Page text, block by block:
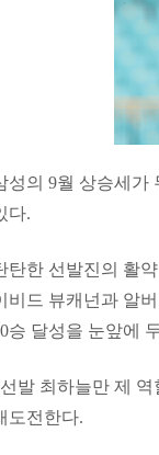
성의 9월 상승세가
다.
탄한 선발진의 활
비드 뷰캐넌과 알
승 달성을 눈앞에
발 최하늘만 제
도전한다.